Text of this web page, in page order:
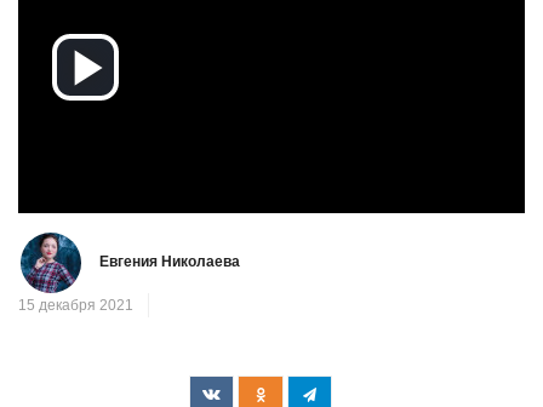
Воспроизвести
видео
Евгения Николаева
15 декабря 2021